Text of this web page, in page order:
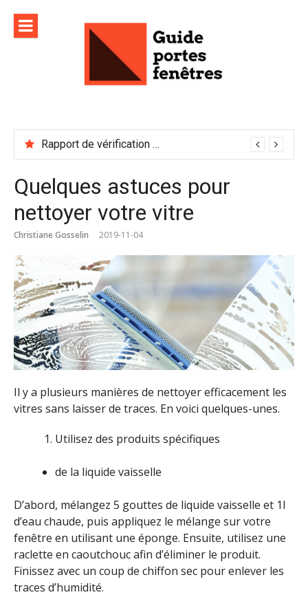
contenu
Rapport de vérification sécurité : à conserver précieusement
Quelques astuces pour
nettoyer votre vitre
Christiane Gosselin 2019-11-04
Il y a plusieurs manières de nettoyer efficacement les
vitres sans laisser de traces. En voici quelques-unes.
Utilisez des produits spécifiques
de la liquide vaisselle
D’abord, mélangez 5 gouttes de liquide vaisselle et 1l
d’eau chaude, puis appliquez le mélange sur votre
fenêtre en utilisant une éponge. Ensuite, utilisez une
raclette en caoutchouc afin d’éliminer le produit.
Finissez avec un coup de chiffon sec pour enlever les
traces d’humidité.